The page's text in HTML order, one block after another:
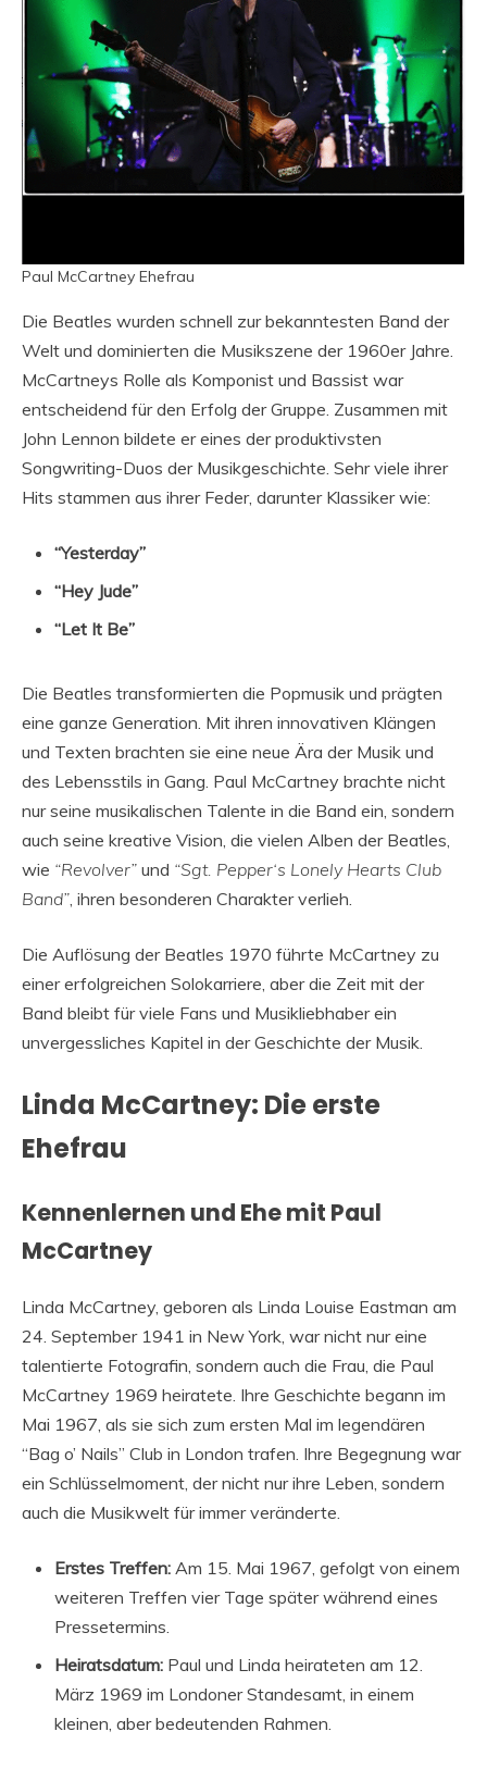
Paul McCartney Ehefrau
Die Beatles wurden schnell zur bekanntesten Band der
Welt und dominierten die Musikszene der 1960er Jahre.
McCartneys Rolle als Komponist und Bassist war
entscheidend für den Erfolg der Gruppe. Zusammen mit
John Lennon bildete er eines der produktivsten
Songwriting-Duos der Musikgeschichte. Sehr viele ihrer
Hits stammen aus ihrer Feder, darunter Klassiker wie:
“Yesterday”
“Hey Jude”
“Let It Be”
Die Beatles transformierten die Popmusik und prägten
eine ganze Generation. Mit ihren innovativen Klängen
und Texten brachten sie eine neue Ära der Musik und
des Lebensstils in Gang. Paul McCartney brachte nicht
nur seine musikalischen Talente in die Band ein, sondern
auch seine kreative Vision, die vielen Alben der Beatles,
wie “Revolver” und “Sgt. Pepper‘s Lonely Hearts Club
Band”, ihren besonderen Charakter verlieh.
Die Auflösung der Beatles 1970 führte McCartney zu
einer erfolgreichen Solokarriere, aber die Zeit mit der
Band bleibt für viele Fans und Musikliebhaber ein
unvergessliches Kapitel in der Geschichte der Musik.
Linda McCartney: Die erste
Ehefrau
Kennenlernen und Ehe mit Paul
McCartney
Linda McCartney, geboren als Linda Louise Eastman am
24. September 1941 in New York, war nicht nur eine
talentierte Fotografin, sondern auch die Frau, die Paul
McCartney 1969 heiratete. Ihre Geschichte begann im
Mai 1967, als sie sich zum ersten Mal im legendären
“Bag o’ Nails” Club in London trafen. Ihre Begegnung war
ein Schlüsselmoment, der nicht nur ihre Leben, sondern
auch die Musikwelt für immer veränderte.
Erstes Treffen: Am 15. Mai 1967, gefolgt von einem
weiteren Treffen vier Tage später während eines
Pressetermins.
Heiratsdatum: Paul und Linda heirateten am 12.
März 1969 im Londoner Standesamt, in einem
kleinen, aber bedeutenden Rahmen.